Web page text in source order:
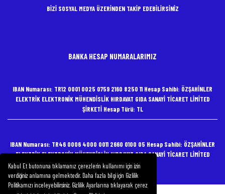
Kabul Et butonuna tıklamanız çerezlerin kullanımı için izin
verdiğiniz anlamına gelmektedir. Daha fazla bilgi için Gizlilik
Politikamızı inceleyebilirsiniz. Gizlilik Ayarlarına tıklayarak çerez
BİZİ SOSYAL MEDYA ÜZERİNDEN TAKİP EDEBİLİRSİNİZ
BANKA HESAP NUMARALARIMIZ
IBAN Numarası: TR12 0001 0025 0759 2160 8250 11 Hesap Sahibi: ÖZŞAHİNLER
ELEKTRİK ELEKTRONİK MÜHENDİSLİK HIRDAVAT GIDA SANAYİ TİCARET LİMİTED
ŞİRKETİ Hesap Türü: TL
IBAN Numarası: TR46 0006 4000 0011 2660 0100 05 Hesap Sahibi: ÖZŞAHİNLER
ELEKTRİK ELEKTRONİK MÜHENDİSLİK HIRDAVAT GIDA SANAYİ TİCARET LİMİTED
ŞİRKETİ Hesap Türü: TL